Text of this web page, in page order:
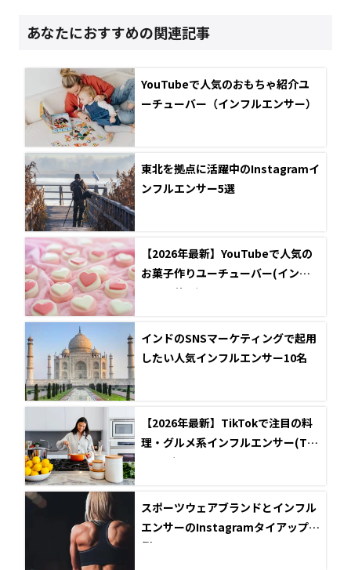
あなたにおすすめの関連記事
YouTubeで人気のおもちゃ紹介ユ
ーチューバー（インフルエンサー）
東北を拠点に活躍中のInstagramイ
ンフルエンサー5選
【2026年最新】YouTubeで人気の
お菓子作りユーチューバー(インフ
ルエンサー)
インドのSNSマーケティングで起用
したい人気インフルエンサー10名
【2026年最新】TikTokで注目の料
理・グルメ系インフルエンサー(Tik
Toker)5選
スポーツウェアブランドとインフル
エンサーのInstagramタイアップ事
例5選